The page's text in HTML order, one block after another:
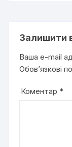
Залишити
Ваша e-mail
Обов’язкові
Коментар *